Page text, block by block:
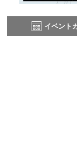
イベント